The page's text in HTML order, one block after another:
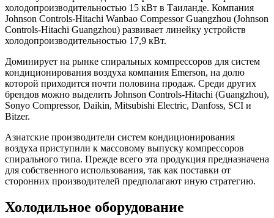
холодопроизводительностью 15 кВт в Таиланде. Компания
Johnson Controls-Hitachi Wanbao Compessor Guangzhou (Johnson
Controls-Hitachi Guangzhou) развивает линейку устройств
холодопроизводительностью 17,9 кВт.
Доминирует на рынке спиральных компрессоров для систем
кондиционирования воздуха компания Emerson, на долю
которой приходится почти половина продаж. Среди других
брендов можно выделить Johnson Controls-Hitachi (Guangzhou),
Sonyo Compressor, Daikin, Mitsubishi Electric, Danfoss, SCI и
Bitzer.
Азиатские производители систем кондиционирования
воздуха приступили к массовому выпуску компрессоров
спирального типа. Прежде всего эта продукция предназначена
для собственного использования, так как поставки от
сторонних производителей предполагают иную стратегию.
Холодильное оборудование